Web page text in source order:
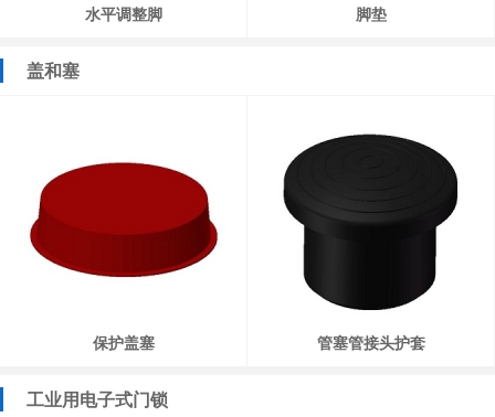
水平调整脚 脚垫
盖和塞
保护盖塞 管塞管接头护套
工业用电子式门锁